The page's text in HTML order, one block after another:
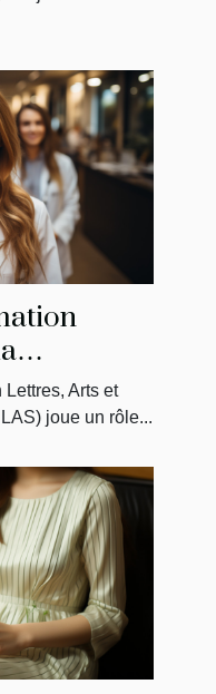
en
Lettres, Arts et
joue un rôle...